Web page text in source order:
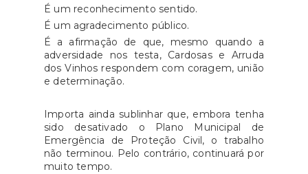
É um reconhecimento sentido.
É um agradecimento público.
É a afirmação de que, mesmo quando a
adversidade nos testa, Cardosas e Arruda
dos Vinhos respondem com coragem, união
e determinação.
Importa ainda sublinhar que, embora tenha
sido desativado o Plano Municipal de
Emergência de Proteção Civil, o trabalho
não terminou. Pelo contrário, continuará por
muito tempo.